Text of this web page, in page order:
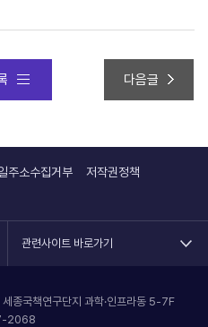
다음글
구직(계약직) 채용
주소수집거부
저작권정책
관련사이트 바로가기
종국책연구단지 과학·인프라동 5-7F
2068